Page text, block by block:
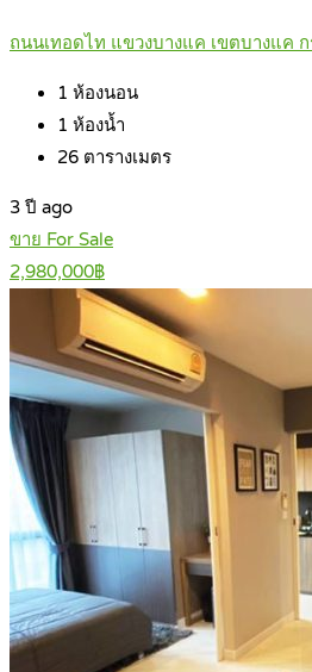
ถนนเทอดไท แขวงบางแค เขตบางแค
1 ห้องนอน
1 ห้องน้ำ
26 ตารางเมตร
3 ปี ago
ขาย For Sale
2,980,000฿